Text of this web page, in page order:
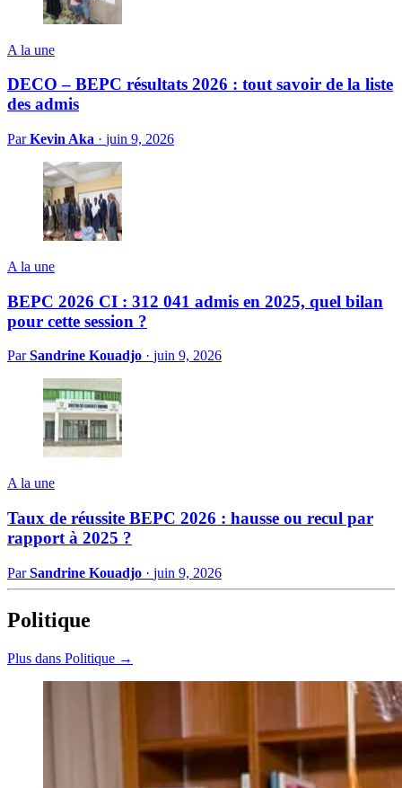
A la une
DECO – BEPC résultats 2026 : tout savoir de la liste
des admis
ParKevin Aka · juin 9, 2026
A la une
BEPC 2026 CI : 312 041 admis en 2025, quel bilan
pour cette session ?
ParSandrine Kouadjo · juin 9, 2026
A la une
Taux de réussite BEPC 2026 : hausse ou recul par
rapport à 2025 ?
ParSandrine Kouadjo · juin 9, 2026
Politique
Plus dans Politique →